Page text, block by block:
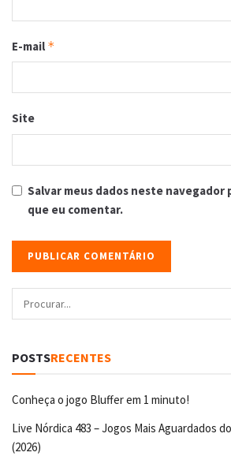
E-mail *
Site
Salvar meus dados neste navegador
que eu comentar.
POSTSRECENTES
Conheça o jogo Bluffer em 1 minuto!
Live Nórdica 483 – Jogos Mais Aguardados
(2026)